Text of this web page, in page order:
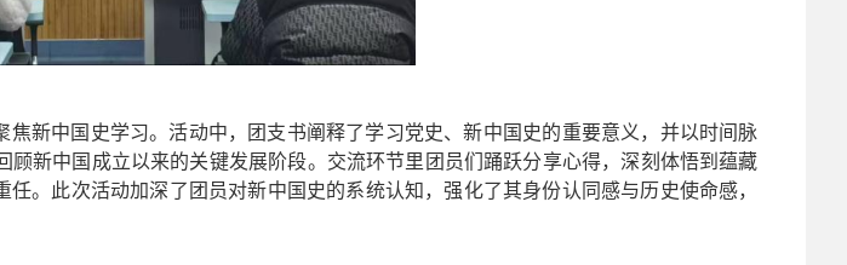
新中国史学习。活动中，团支书阐释了学习党史、新中国史的重要意义，并以时间脉
新中国成立以来的关键发展阶段。交流环节里团员们踊跃分享心得，深刻体悟到蕴藏
。此次活动加深了团员对新中国史的系统认知，强化了其身份认同感与历史使命感，